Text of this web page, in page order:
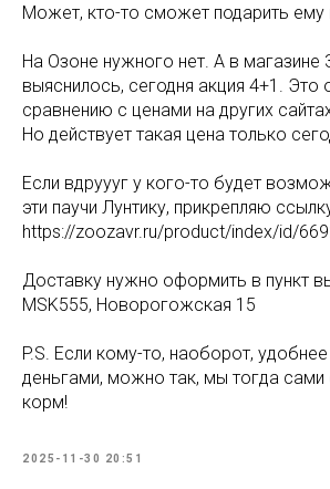
Может, кто-то сможет подарить ему
На Озоне нужного нет. А в магазине
выяснилось, сегодня акция 4+1. Это
сравнению с ценами на других
Но действует такая цена только
Если вдруууг у кого-то будет
эти паучи Лунтику, прикрепляю
https://zoozavr.ru/product/index/id/
Доставку нужно оформить в пункт
MSK555, Новорогожская 15
P.S. Если кому-то, наоборот,
деньгами, можно так, мы тогда
корм!
2025-11-30 20:51